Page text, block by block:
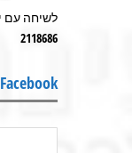
2118686
Facebook